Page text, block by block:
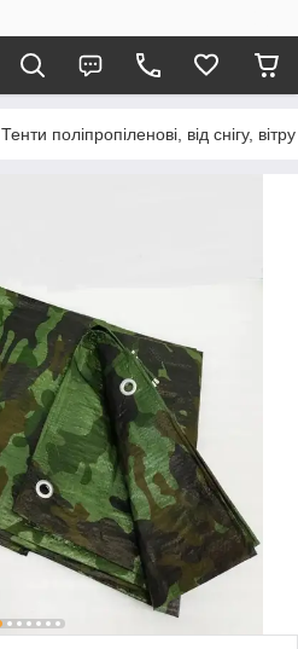
Тенти поліпропіленові, від снігу,